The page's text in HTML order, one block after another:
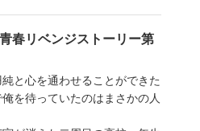
春リベンジストーリー第
と心を通わせることができた
を待っていたのはまさかの人